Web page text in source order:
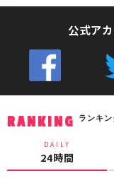
公式ア
RANKING ランキ
DAILY
24時間